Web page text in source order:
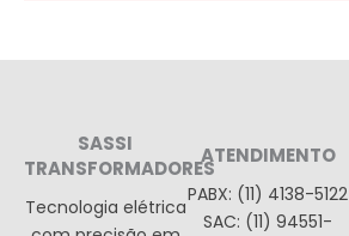
SASSI
TRANSFORMADORES
Tecnologia elétrica
ATENDIMENTO
PABX: (11) 4138-5122
SAC: (11) 94551-